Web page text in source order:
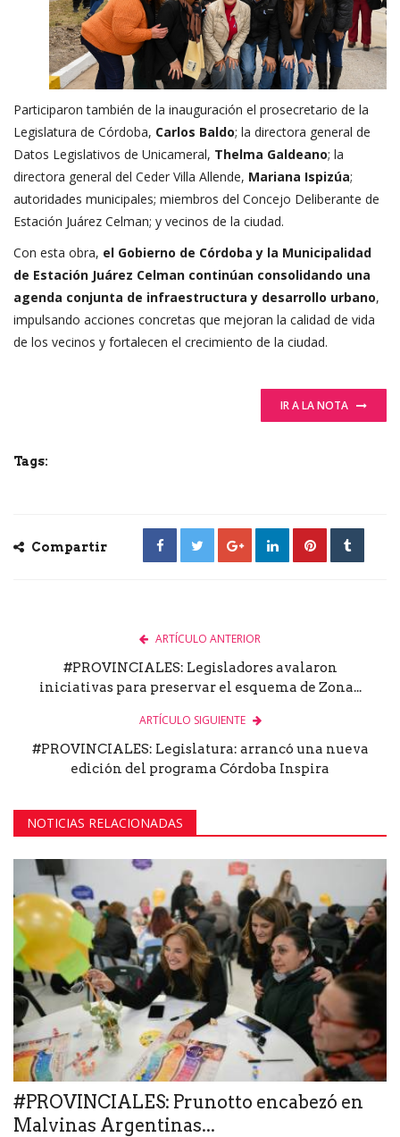
Participaron también de la inauguración el prosecretario de la
Legislatura de Córdoba, Carlos Baldo; la directora general de
Datos Legislativos de Unicameral, Thelma Galdeano; la
directora general del Ceder Villa Allende, Mariana Ispizúa;
autoridades municipales; miembros del Concejo Deliberante de
Estación Juárez Celman; y vecinos de la ciudad.
Con esta obra, el Gobierno de Córdoba y la Municipalidad
de Estación Juárez Celman continúan consolidando una
agenda conjunta de infraestructura y desarrollo urbano,
impulsando acciones concretas que mejoran la calidad de vida
de los vecinos y fortalecen el crecimiento de la ciudad.
IR A LA NOTA
Tags:
Compartir
ARTÍCULO ANTERIOR
#PROVINCIALES: Legisladores avalaron
iniciativas para preservar el esquema de Zona...
ARTÍCULO SIGUIENTE
#PROVINCIALES: Legislatura: arrancó una nueva
edición del programa Córdoba Inspira
NOTICIAS RELACIONADAS
#PROVINCIALES: Prunotto encabezó en
Malvinas Argentinas...